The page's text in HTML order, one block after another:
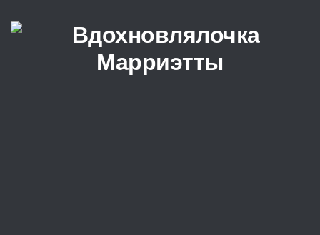
Перейти к содержимому